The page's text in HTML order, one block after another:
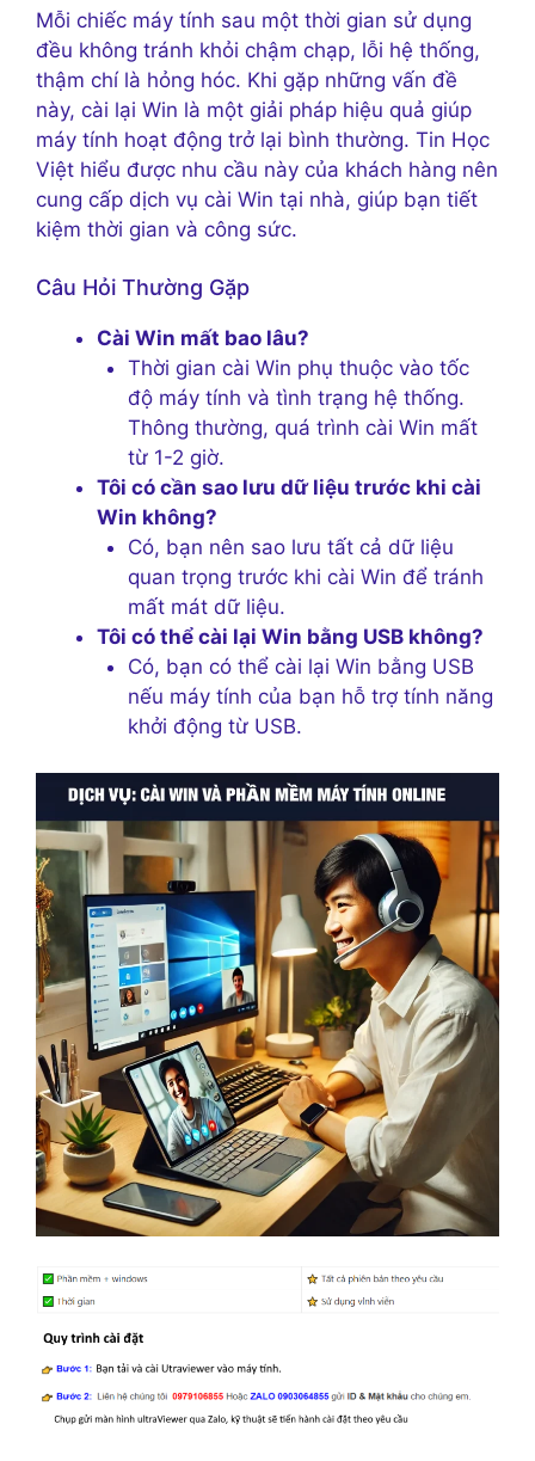
Mỗi chiếc máy tính sau một thời gian sử dụng
đều không tránh khỏi chậm chạp, lỗi hệ thống,
thậm chí là hỏng hóc. Khi gặp những vấn đề
này, cài lại Win là một giải pháp hiệu quả giúp
máy tính hoạt động trở lại bình thường. Tin Học
Việt hiểu được nhu cầu này của khách hàng nên
cung cấp dịch vụ cài Win tại nhà, giúp bạn tiết
kiệm thời gian và công sức.
Câu Hỏi Thường Gặp
Cài Win mất bao lâu?
Thời gian cài Win phụ thuộc vào tốc
độ máy tính và tình trạng hệ thống.
Thông thường, quá trình cài Win mất
từ 1-2 giờ.
Tôi có cần sao lưu dữ liệu trước khi cài
Win không?
Có, bạn nên sao lưu tất cả dữ liệu
quan trọng trước khi cài Win để tránh
mất mát dữ liệu.
Tôi có thể cài lại Win bằng USB không?
Có, bạn có thể cài lại Win bằng USB
nếu máy tính của bạn hỗ trợ tính năng
khởi động từ USB.